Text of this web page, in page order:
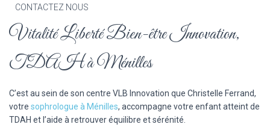
CONTACTEZ NOUS
Vitalité Liberté Bien-être Innovation,
TDAH à Ménilles
C’est au sein de son centre VLB Innovation que Christelle Ferrand,
votre sophrologue à Ménilles, accompagne votre enfant atteint de
TDAH et l’aide à retrouver équilibre et sérénité.